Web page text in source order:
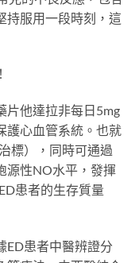
持服用一段時刻，這
片他達拉非每日5mg
護心血管系統。也就
標），同時可通過
源性NO水平，發揮
患者的生存質量
ED患者中醫辨證分